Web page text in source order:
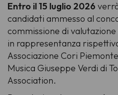
Entro il 15 luglio 2026
candidati ammesso al
commissione di
in rappresentanza
Associazione Cori
Musica Giuseppe Verdi di
Association.